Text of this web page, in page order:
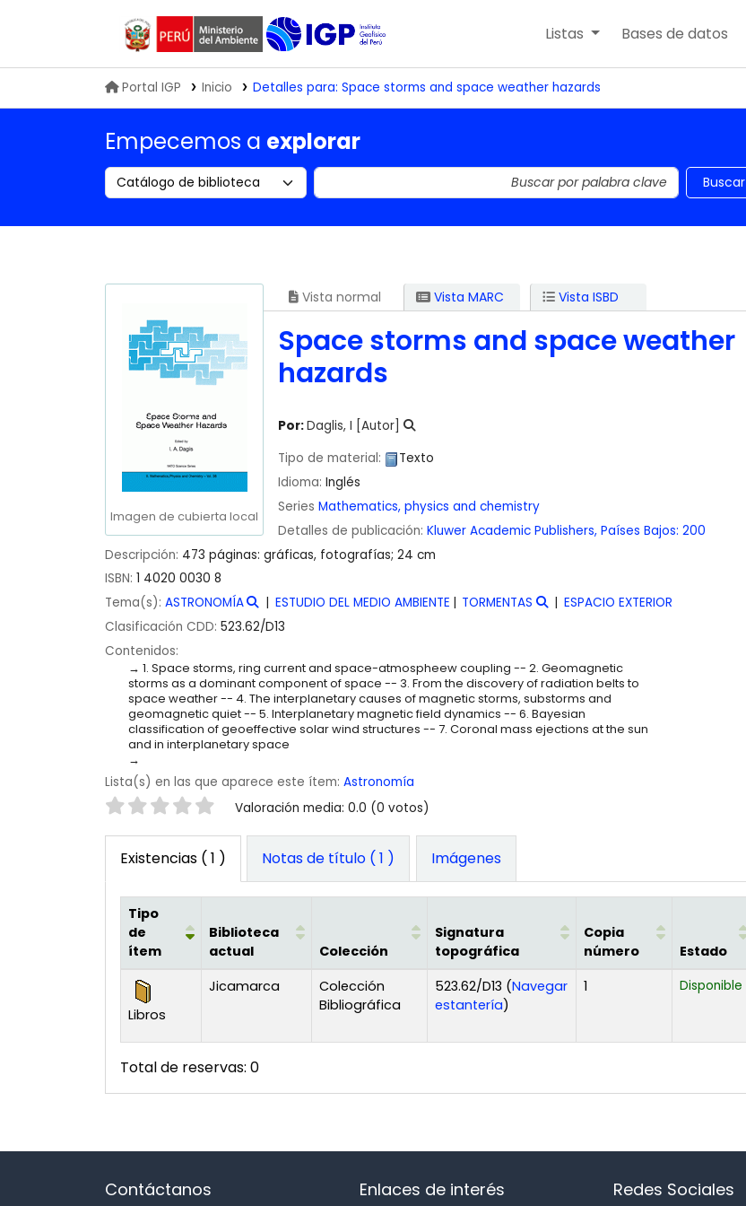
Biblioteca IGP
Listas Bases de datos
Portal IGP Inicio Detalles para: Space storms and space weather hazards
Empecemos a explorar
Search the catalog by: Buscar en el catálogo por palabra clave Buscar
Imagen de cubierta local
Vista normal Vista MARC Vista ISBD
Space storms and space weather
hazards
Por:Daglis, I [Autor]
Tipo de material:
Texto
Idioma: Inglés
Series Mathematics, physics and chemistry
Detalles de publicación: Kluwer Academic Publishers, Países Bajos: 200
Descripción: 473 páginas: gráficas, fotografías; 24 cm
ISBN: 1 4020 0030 8
Tema(s): ASTRONOMÍA ESTUDIO DEL MEDIO AMBIENTE TORMENTAS
ESPACIO EXTERIOR
Clasificación CDD: 523.62/D13
Contenidos:
1. Space storms, ring current and space-atmospheew coupling -- 2. Geomagnetic
storms as a dominant component of space -- 3. From the discovery of radiation belts to
space weather -- 4. The interplanetary causes of magnetic storms, substorms and
geomagnetic quiet -- 5. Interplanetary magnetic field dynamics -- 6. Bayesian
classification of geoeffective solar wind structures -- 7. Coronal mass ejections at the sun
and in interplanetary space
Lista(s) en las que aparece este ítem: Astronomía
Valoración Valoración media: 0.0 (0 votos)
Existencias ( 1 ) Notas de título ( 1 ) Imágenes
Existencias
Tipo
de
ítem
Biblioteca
actual
Colección
Signatura
topográfica
Copia
número
Estado
Libros
Jicamarca
Colección
Bibliográfica
523.62/D13 (Navegar
estantería(Abre debajo)
)
1 Disponible
Total de reservas: 0
Contáctanos Enlaces de interés Redes Sociales